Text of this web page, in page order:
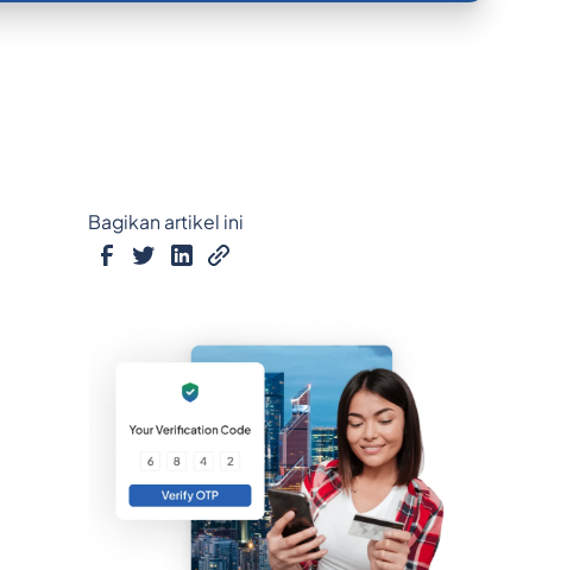
Bagikan artikel ini